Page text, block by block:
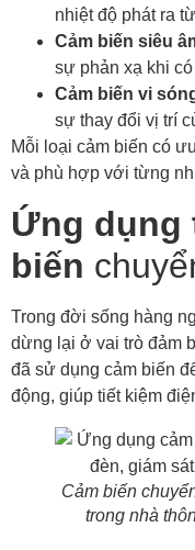
nhiệt độ phát ra
Cảm biến siêu
sự phản xạ khi
Cảm biến vi
sự thay đổi vị trí
Mỗi loại cảm biến có
và phù hợp với từng
Ứng dụng
biến
Trong đời sống hàng
dừng lại ở vai trò đảm
đã sử dụng cảm biến
động, giúp tiết kiệm
Cảm biến
trong nhà